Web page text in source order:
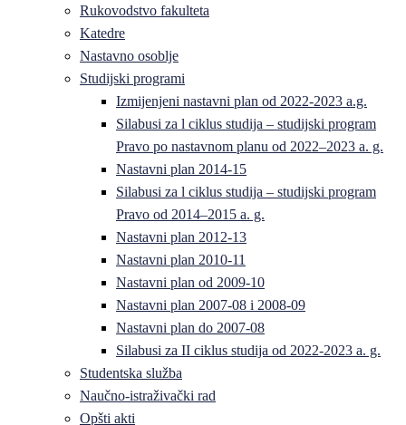
Rukovodstvo fakulteta
Katedre
Nastavno osoblje
Studijski programi
Izmijenjeni nastavni plan od 2022-2023 a.g.
Silabusi za l ciklus studija – studijski program
Pravo po nastavnom planu od 2022–2023 a. g.
Nastavni plan 2014-15
Silabusi za l ciklus studija – studijski program
Pravo od 2014–2015 a. g.
Nastavni plan 2012-13
Nastavni plan 2010-11
Nastavni plan od 2009-10
Nastavni plan 2007-08 i 2008-09
Nastavni plan do 2007-08
Silabusi za II ciklus studija od 2022-2023 a. g.
Studentska služba
Naučno-istraživački rad
Opšti akti